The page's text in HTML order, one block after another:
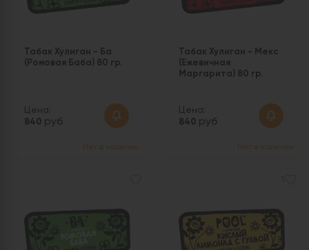
Табак Хулиган - Ба
(Ромовая Баба) 80 гр.
Цена:
840 руб
Нет в наличии
Табак Хулиган - Мекс
(Ежевичная
Маргарита) 80 гр.
Цена:
840 руб
Нет в наличии